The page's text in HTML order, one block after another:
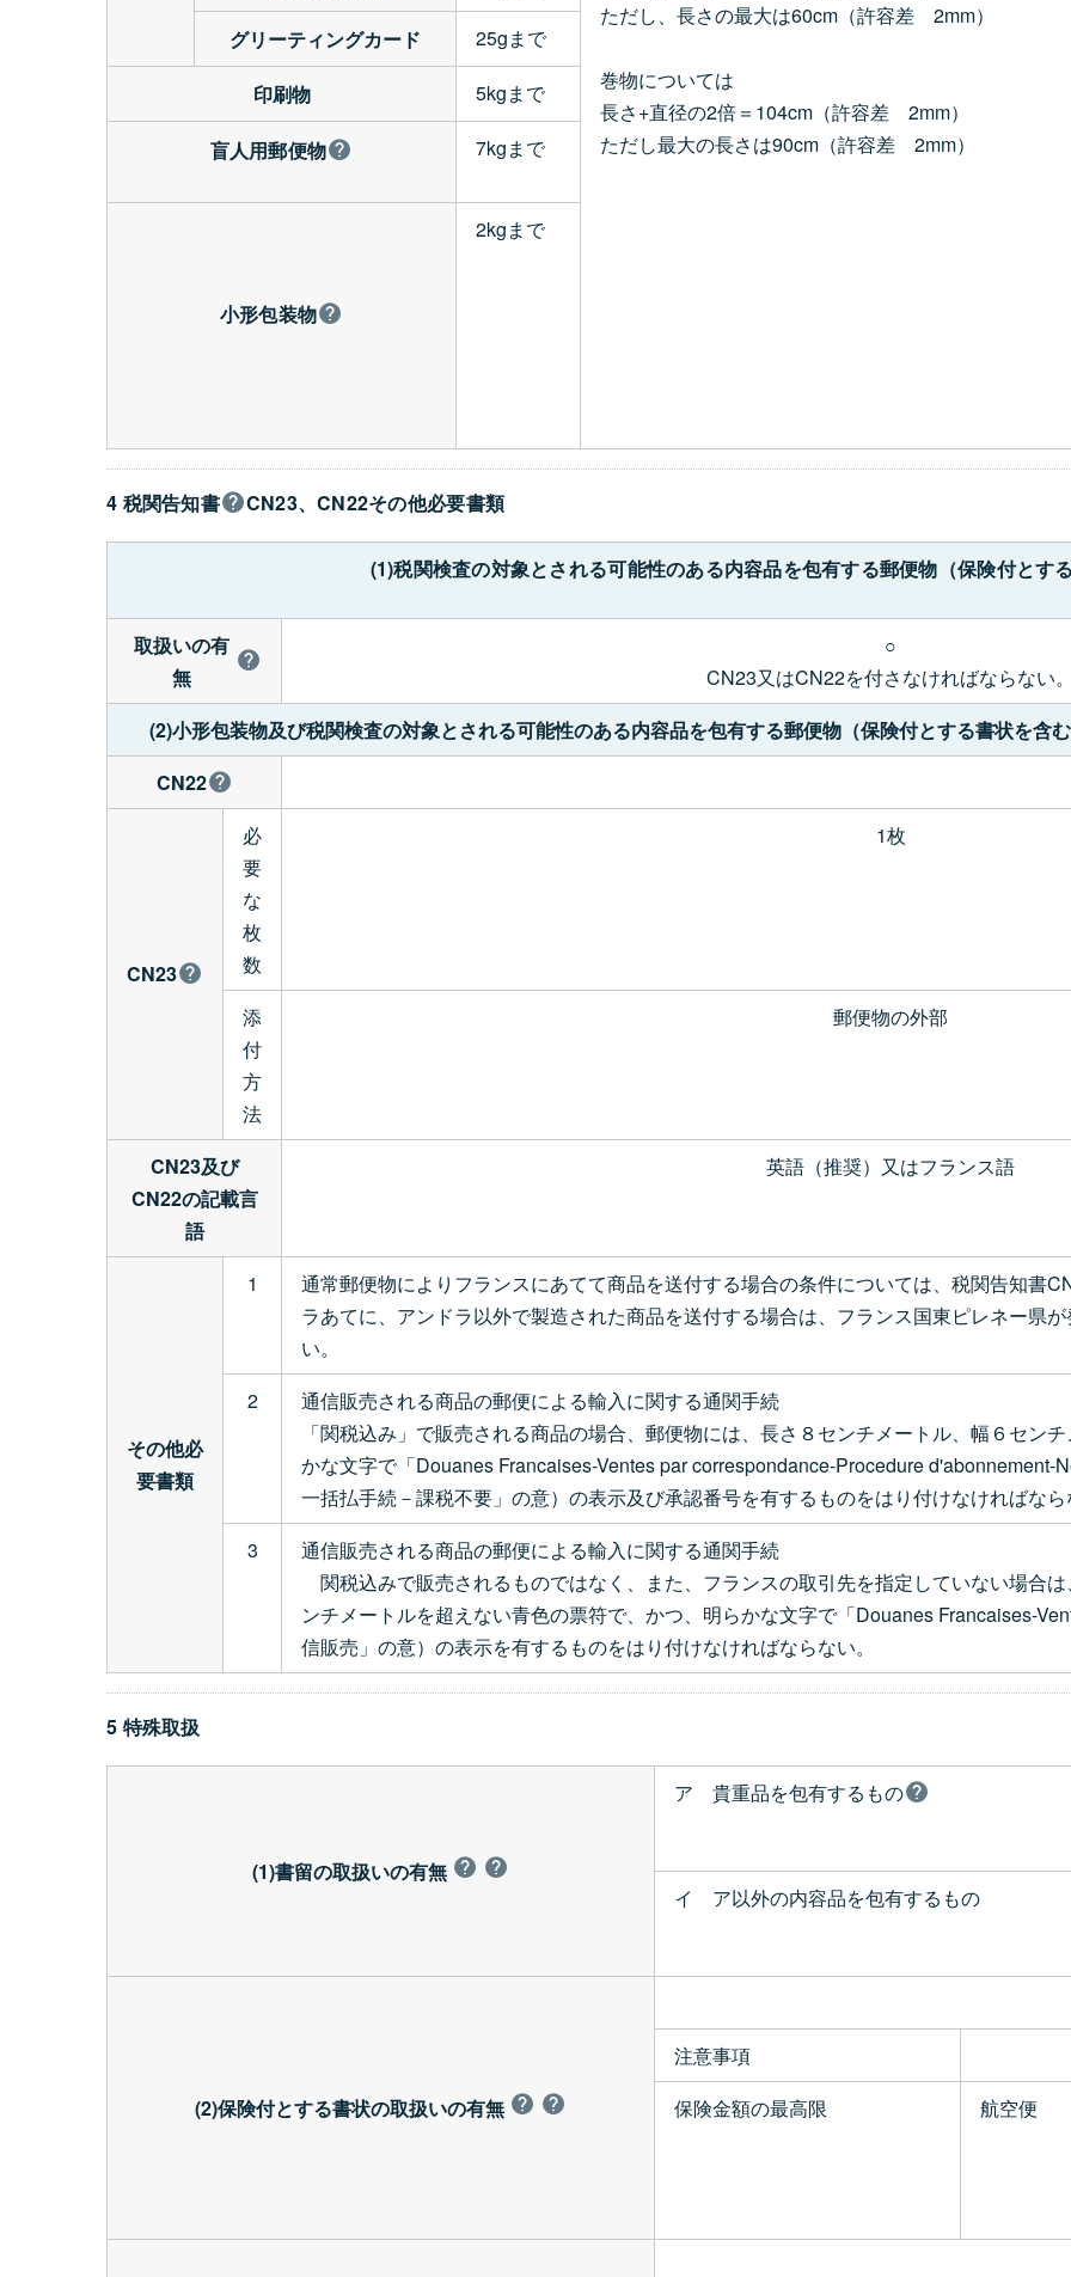
ただし、長さの最大は60cm（許容差 2mm）
巻物については
長さ+直径の2倍＝104cm（許容差 2mm）
ただし最大の長さは90cm（許容差 2mm）
グリーティングカード 25gまで
印刷物 5kgまで
盲人用郵便物 7kgまで
小形包装物
2kgまで
4 税関告知書 CN23、CN22その他必要書類
(1)税関検査の対象とされる可能性のある内容品を包有する郵便物（保険付とす
取扱いの有
無
○
CN23又はCN22を付さなければならない
(2)小形包装物及び税関検査の対象とされる可能性のある内容品を包有する郵便物（保険付とする書状を含
CN22
CN23
必
要
な
枚
数
1枚
添
付
方
法
郵便物の外部
CN23及び
CN22の記載言
語
英語（推奨）又はフランス語
その他必
要書類
1
通常郵便物によりフランスにあてて商品を送付する場合の条件については、税関告知書
ラあてに、アンドラ以外で製造された商品を送付する場合は、フランス国東ピレネー県
い。
2
通信販売される商品の郵便による輸入に関する通関手続
「関税込み」で販売される商品の場合、郵便物には、長さ８センチメートル、幅６セン
かな文字で「Douanes Francaises-Ventes par correspondance-Procedure d'abonnement-
一括払手続－課税不要」の意）の表示及び承認番号を有するものをはり付けなければな
3
通信販売される商品の郵便による輸入に関する通関手続
関税込みで販売されるものではなく、また、フランスの取引先を指定していない場合
ンチメートルを超えない青色の票符で、かつ、明らかな文字で「Douanes Francaises-
信販売」の意）の表示を有するものをはり付けなければならない。
5 特殊取扱
(1)書留の取扱いの有無
ア 貴重品を包有するもの
イ ア以外の内容品を包有するもの
(2)保険付とする書状の取扱いの有無
注意事項
保険金額の最高限
航空便